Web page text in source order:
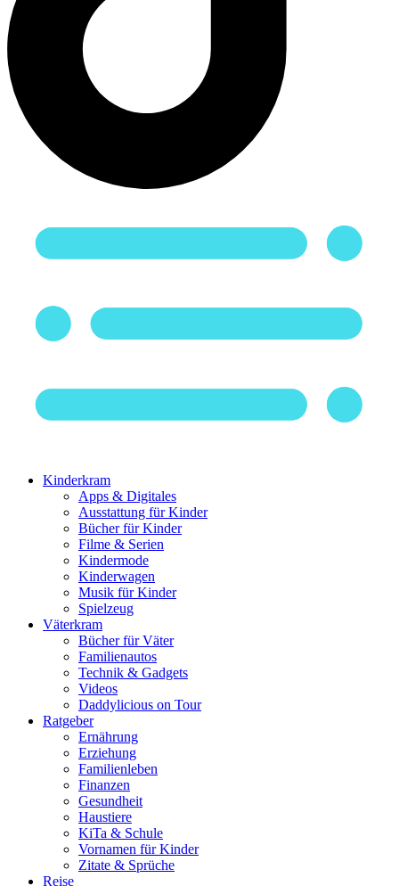
Kinderkram
Apps & Digitales
Ausstattung für Kinder
Bücher für Kinder
Filme & Serien
Kindermode
Kinderwagen
Musik für Kinder
Spielzeug
Väterkram
Bücher für Väter
Familienautos
Technik & Gadgets
Videos
Daddylicious on Tour
Ratgeber
Ernährung
Erziehung
Familienleben
Finanzen
Gesundheit
Haustiere
KiTa & Schule
Vornamen für Kinder
Zitate & Sprüche
Reise